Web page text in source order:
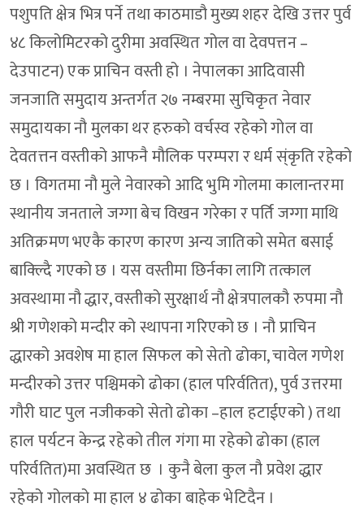
पशुपति क्षेत्र भित्र पर्ने तथा काठमाडौ मुख्य शहर देखि उत्तर पुर्व
४८ किलोमिटरको दुरीमा अवस्थित गोल वा देवपत्तन –
देउपाटन) एक प्राचिन वस्ती हो । नेपालका आदिवासी
जनजाति समुदाय अन्तर्गत २७ नम्बरमा सुचिकृत नेवार
समुदायका नौ मुलका थर हरुको वर्चस्व रहेको गोल वा
देवतत्तन वस्तीको आफनै मौलिक परम्परा र धर्म स्ंकृति रहेको
छ । विगतमा नौ मुले नेवारको आदि भुमि गोलमा कालान्तरमा
स्थानीय जनताले जग्गा बेच विखन गरेका र पर्ति जग्गा माथि
अतिक्रमण भएकै कारण कारण अन्य जातिको समेत बसाई
बाक्ल्दिै गएको छ । यस वस्तीमा छिर्नका लागि तत्काल
अवस्थामा नौ द्धार, वस्तीको सुरक्षार्थ नौ क्षेत्रपालकौ रुपमा नौ
श्री गणेशको मन्दीर को स्थापना गरिएको छ । नौ प्राचिन
द्धारको अवशेष मा हाल सिफल को सेतो ढोका, चावेल गणेश
मन्दीरको उत्तर पश्चिमको ढोका (हाल परिर्वतित), पुर्व उत्तरमा
गौरी घाट पुल नजीकको सेतो ढोका –हाल हटाईएको ) तथा
हाल पर्यटन केन्द्र रहेको तील गंगा मा रहेको ढोका (हाल
परिर्वतित)मा अवस्थित छ । कुनै बेला कुल नौ प्रवेश द्धार
रहेको गोलको मा हाल ४ ढोका बाहेक भेटिदैन ।